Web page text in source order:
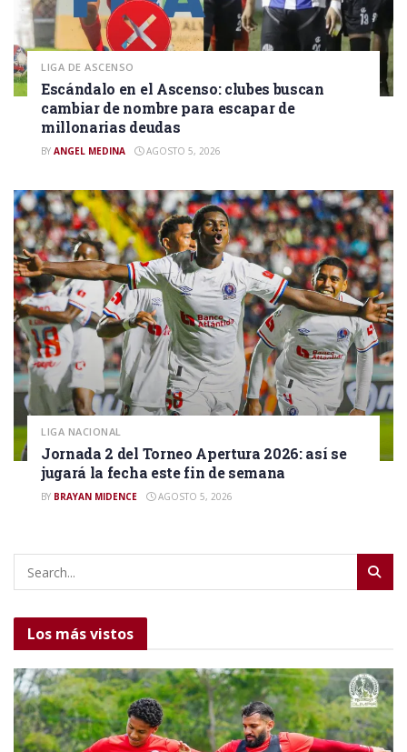
LIGA DE ASCENSO
Escándalo en el Ascenso: clubes buscan
cambiar de nombre para escapar de
millonarias deudas
BY ANGEL MEDINA AGOSTO 5, 2026
LIGA NACIONAL
Jornada 2 del Torneo Apertura 2026: así se
jugará la fecha este fin de semana
BY BRAYAN MIDENCE AGOSTO 5, 2026
Los más vistos